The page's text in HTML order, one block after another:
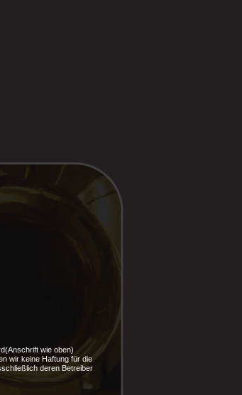
wie oben)
wir keine Haftung für die
deren Betreiber